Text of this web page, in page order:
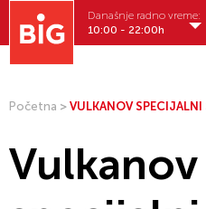
Današnje radno vreme:
10:00 - 22:00h
Početna > VULKANOV
Vulkanov